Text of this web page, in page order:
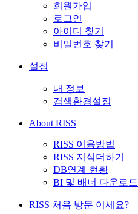
회원가입
로그인
아이디 찾기
비밀번호 찾기
설정
내 정보
검색환경설정
About RISS
RISS 이용방법
RISS 지식더하기
DB연계 현황
BI 및 배너 다운로드
RISS 처음 방문 이세요?